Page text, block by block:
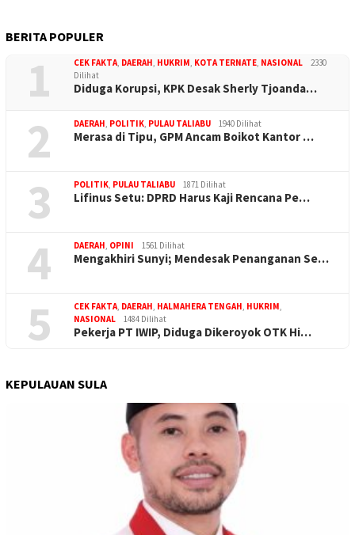
BERITA POPULER
1 CEK FAKTA, DAERAH, HUKRIM, KOTA TERNATE, NASIONAL
2330
Dilihat
Diduga Korupsi, KPK Desak Sherly Tjoanda…
2 DAERAH, POLITIK, PULAU TALIABU 1940 Dilihat
Merasa di Tipu, GPM Ancam Boikot Kantor …
3 POLITIK, PULAU TALIABU 1871 Dilihat
Lifinus Setu: DPRD Harus Kaji Rencana Pe…
4 DAERAH, OPINI 1561 Dilihat
Mengakhiri Sunyi; Mendesak Penanganan Se…
5 CEK FAKTA, DAERAH, HALMAHERA TENGAH, HUKRIM,
NASIONAL
1484 Dilihat
Pekerja PT IWIP, Diduga Dikeroyok OTK Hi…
KEPULAUAN SULA